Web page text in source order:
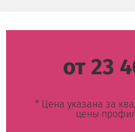
от 23
* Цена указана за
цены